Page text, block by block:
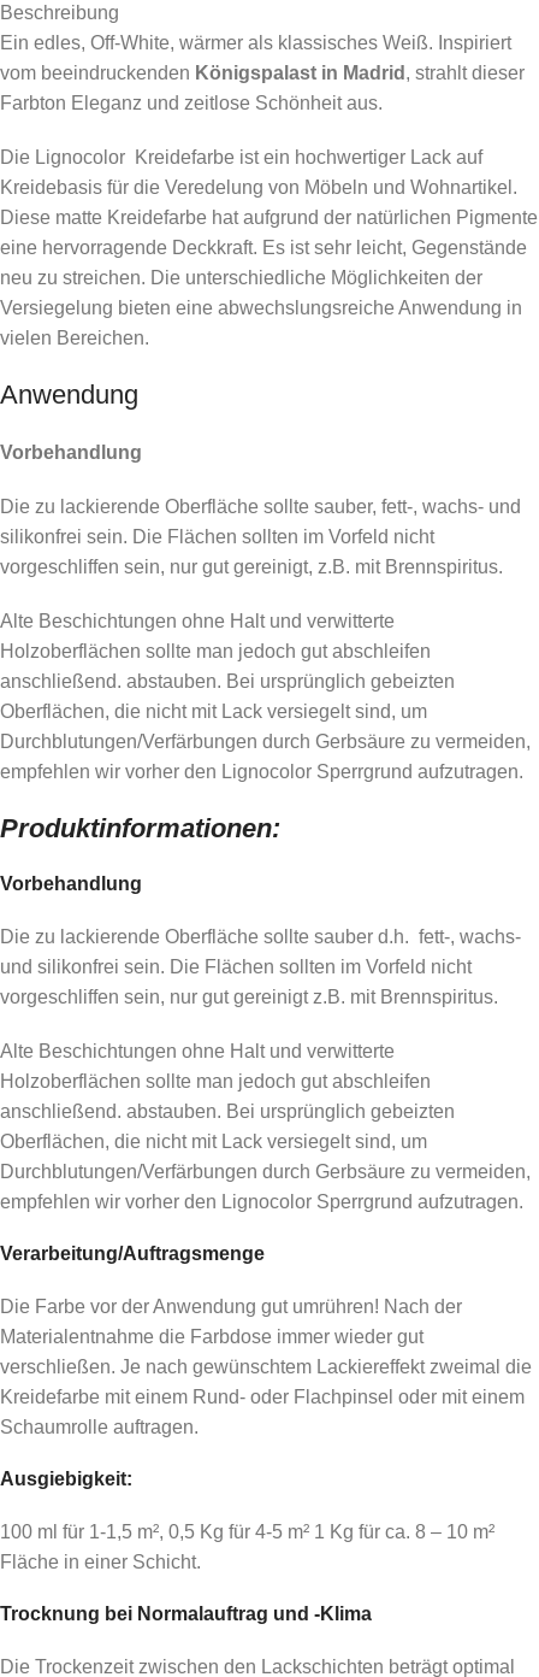
Beschreibung
Ein edles, Off-White, wärmer als klassisches Weiß. Inspiriert
vom beeindruckenden Königspalast in Madrid , strahlt dieser
Farbton Eleganz und zeitlose Schönheit aus.
Die Lignocolor Kreidefarbe ist ein hochwertiger Lack auf
Kreidebasis für die Veredelung von Möbeln und Wohnartikel.
Diese matte Kreidefarbe hat aufgrund der natürlichen Pigmente
eine hervorragende Deckkraft. Es ist sehr leicht, Gegenstände
neu zu streichen. Die unterschiedliche Möglichkeiten der
Versiegelung bieten eine abwechslungsreiche Anwendung in
vielen Bereichen.
Anwendung
Vorbehandlung
Die zu lackierende Oberfläche sollte sauber, fett-, wachs- und
silikonfrei sein. Die Flächen sollten im Vorfeld nicht
vorgeschliffen sein, nur gut gereinigt, z.B. mit Brennspiritus.
Alte Beschichtungen ohne Halt und verwitterte
Holzoberflächen sollte man jedoch gut abschleifen
anschließend. abstauben. Bei ursprünglich gebeizten
Oberflächen, die nicht mit Lack versiegelt sind, um
Durchblutungen/Verfärbungen durch Gerbsäure zu vermeiden,
empfehlen wir vorher den Lignocolor Sperrgrund aufzutragen.
Produktinformationen:
Vorbehandlung
Die zu lackierende Oberfläche sollte sauber d.h. fett-, wachs-
und silikonfrei sein. Die Flächen sollten im Vorfeld nicht
vorgeschliffen sein, nur gut gereinigt z.B. mit Brennspiritus.
Alte Beschichtungen ohne Halt und verwitterte
Holzoberflächen sollte man jedoch gut abschleifen
anschließend. abstauben. Bei ursprünglich gebeizten
Oberflächen, die nicht mit Lack versiegelt sind, um
Durchblutungen/Verfärbungen durch Gerbsäure zu vermeiden,
empfehlen wir vorher den Lignocolor Sperrgrund aufzutragen.
Verarbeitung/Auftragsmenge
Die Farbe vor der Anwendung gut umrühren! Nach der
Materialentnahme die Farbdose immer wieder gut
verschließen. Je nach gewünschtem Lackiereffekt zweimal die
Kreidefarbe mit einem Rund- oder Flachpinsel oder mit einem
Schaumrolle auftragen.
Ausgiebigkeit:
100 ml für 1-1,5 m², 0,5 Kg für 4-5 m² 1 Kg für ca. 8 – 10 m²
Fläche in einer Schicht.
Trocknung bei Normalauftrag und -Klima
Die Trockenzeit zwischen den Lackschichten beträgt optimal